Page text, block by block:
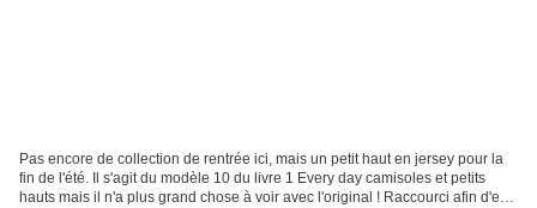
Pas encore de collection de rentrée ici, mais un petit haut en jersey pour la
fin de l'été. Il s'agit du modèle 10 du livre 1 Every day camisoles et petits
hauts mais il n'a plus grand chose à voir avec l'original ! Raccourci afin d'en